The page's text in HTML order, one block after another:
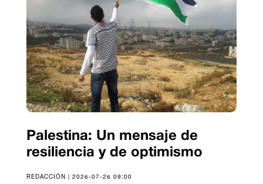
Palestina: Un mensaje de
resiliencia y de optimismo
REDACCIÓN | 2026-07-26 09:00